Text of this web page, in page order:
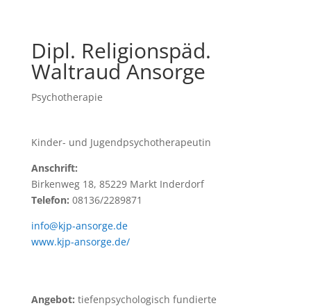
Dipl. Religionspäd.
Waltraud Ansorge
Psychotherapie
Kinder- und Jugendpsychotherapeutin
Anschrift:
Birkenweg 18, 85229 Markt Inderdorf
Telefon: 08136/2289871
info@kjp-ansorge.de
www.kjp-ansorge.de/
Angebot: tiefenpsychologisch fundierte